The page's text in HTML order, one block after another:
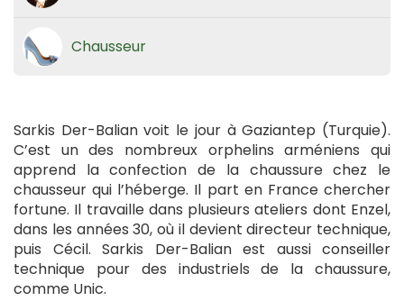
Chausseur
Sarkis Der-Balian voit le jour à Gaziantep (Turquie).
C’est un des nombreux orphelins arméniens qui
apprend la confection de la chaussure chez le
chausseur qui l’héberge. Il part en France chercher
fortune. Il travaille dans plusieurs ateliers dont Enzel,
dans les années 30, où il devient directeur technique,
puis Cécil. Sarkis Der-Balian est aussi conseiller
technique pour des industriels de la chaussure,
comme Unic.